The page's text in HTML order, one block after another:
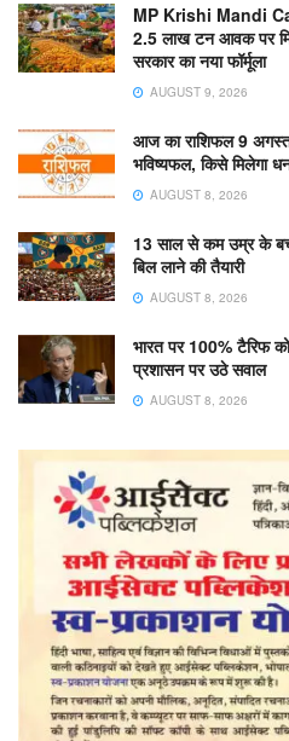
MP Krishi Mandi
2.5 लाख टन आवक पर
सरकार का नया फॉर्मूला
AUGUST 9, 2026
आज का राशिफल 9
भविष्यफल, किसे मिलेगा
AUGUST 8, 2026
13 साल से कम उम्र के
बिल लाने की तैयारी
AUGUST 8, 2026
भारत पर 100% टैरिफ
प्रशासन पर उठे सवाल
AUGUST 8, 2026